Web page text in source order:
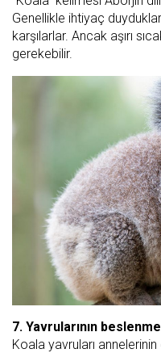
Genellikle ihtiyaç
karşılarlar. Ancak aşırı
gerekebilir.
7. Yavrularının
Koala yavruları annelerinin